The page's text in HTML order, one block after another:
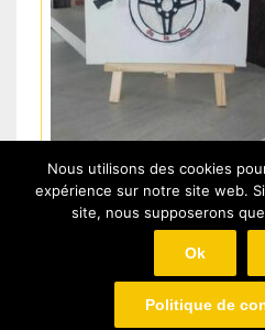
© Ecole de Conduite de la
Nous utilisons des cookies
expérience sur notre site web.
site, nous supposerons
Ok
Politique de